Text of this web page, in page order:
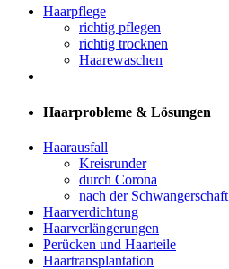
Haarpflege
richtig pflegen
richtig trocknen
Haarewaschen
Haarprobleme & Lösungen
Haarausfall
Kreisrunder
durch Corona
nach der Schwangerschaft
Haarverdichtung
Haarverlängerungen
Perücken und Haarteile
Haartransplantation